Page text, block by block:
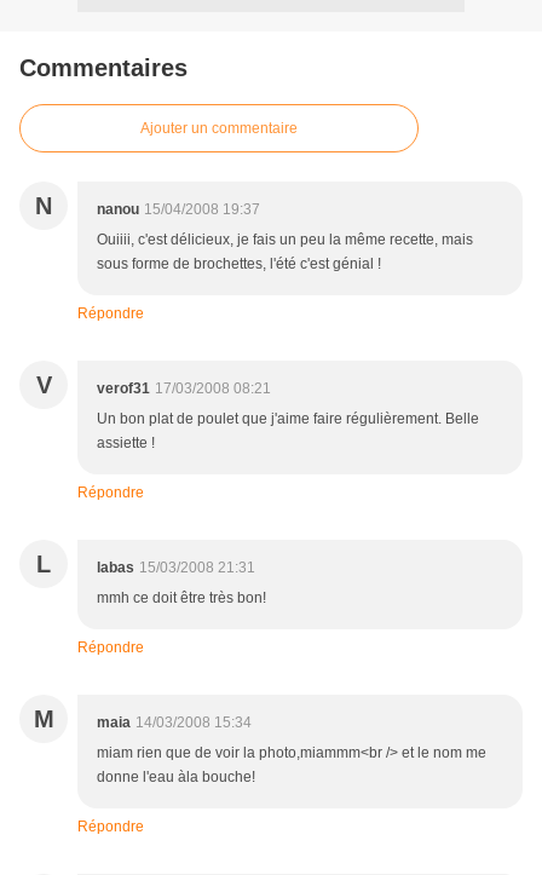
Commentaires
Ajouter un commentaire
N nanou 15/04/2008 19:37
Ouiiii, c'est délicieux, je fais un peu la même recette, mais
sous forme de brochettes, l'été c'est génial !
Répondre
V verof31 17/03/2008 08:21
Un bon plat de poulet que j'aime faire régulièrement. Belle
assiette !
Répondre
L labas 15/03/2008 21:31
mmh ce doit être très bon!
Répondre
M maia 14/03/2008 15:34
miam rien que de voir la photo,miammm<br /> et le nom me
donne l'eau àla bouche!
Répondre